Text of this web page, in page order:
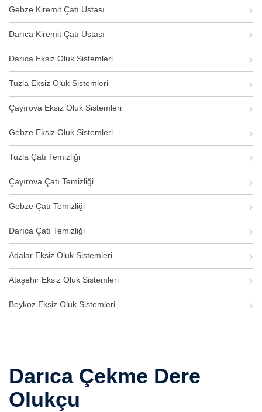
Gebze Kiremit Çatı Ustası
Darıca Kiremit Çatı Ustası
Darıca Eksiz Oluk Sistemleri
Tuzla Eksiz Oluk Sistemleri
Çayırova Eksiz Oluk Sistemleri
Gebze Eksiz Oluk Sistemleri
Tuzla Çatı Temizliği
Çayırova Çatı Temizliği
Gebze Çatı Temizliği
Darıca Çatı Temizliği
Adalar Eksiz Oluk Sistemleri
Ataşehir Eksiz Oluk Sistemleri
Beykoz Eksiz Oluk Sistemleri
Darıca Çekme Dere
Olukçu